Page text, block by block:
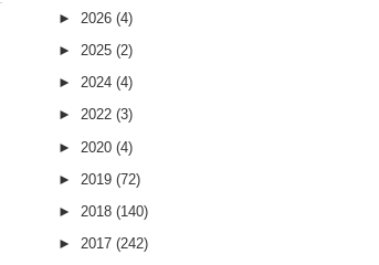
► 2026 (4)
► 2025 (2)
► 2024 (4)
► 2022 (3)
► 2020 (4)
► 2019 (72)
► 2018 (140)
► 2017 (242)